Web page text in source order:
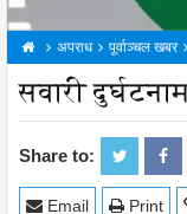
अपराध पूर्वाञ्चल खबर
सवारी
Share to:
Print
Email